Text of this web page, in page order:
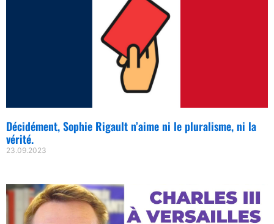
Décidément, Sophie Rigault n’aime ni le pluralisme, ni la
vérité.
23.09.2023